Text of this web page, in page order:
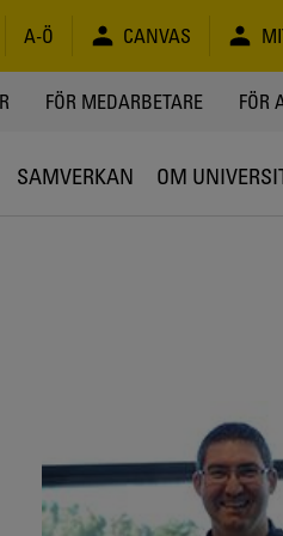
A-Ö CANVAS
FÖR MEDARBETARE FÖR
SAMVERKAN OM